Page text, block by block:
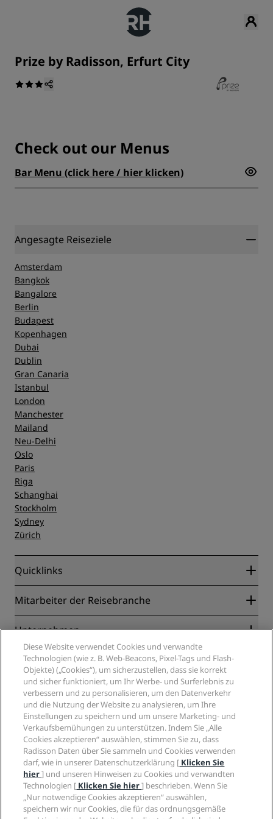
Prize by Radisson, Erfurt City
Check out our Menus
Bar Menu (click here / hier klicken)
Angesagte Reiseziele
Amsterdam
Bangkok
Bangalore
Berlin
Budapest
Kopenhagen
Dubai
Dublin
Gran Canaria
Istanbul
London
Manchester
Mailand
Neu-Delhi
Oslo
Paris
Riga
Schanghai
Stockholm
Sydney
Zürich
Quicklinks
Radisson Rewards
Blog
Neue und aufstrebende Hotels
Radisson Hotels APP
„Sports Approved“-Hotels
Familienfreundliche Hotels
Gesundheit & Sicherheit
Mitarbeiter der Reisebranche
Partner
Reisebüros
Unternehmen
Radisson Hotel Group
Medien
Karriere RHG
Karriere PPHE
Karrieren EHL
The Club by RHG
Entwicklungsmöglichkeiten
Responsible Business – Unser Engagement
Einkauf
Rechtliches
Privacy Centre
Rechtliche Hinweise
Radisson Rewards Geschäftsbedingungen
Website-Nutzungsvereinbarung
Digitale Barrierefreiheit
Moderne Sklaverei – Erklärung
Hilfe
Verbrauchermeldungen
Kontakt
FAQ
Inhaltsübersicht
Soziale Medien
Marken von Radisson Hotels
Diese Website verwendet Cookies und verwandte
Technologien (wie z. B. Web-Beacons, Pixel-Tags und Flash-
Objekte) („Cookies“), um sicherzustellen, dass sie korrekt
und sicher funktioniert, um Ihr Werbe- und Surferlebnis zu
verbessern und zu personalisieren, um den Datenverkehr
und die Nutzung der Website zu analysieren, um Ihre
Einstellungen zu speichern und um unsere Marketing- und
Verkaufsbemühungen zu unterstützen. Indem Sie „Alle
Cookies akzeptieren“ auswählen, stimmen Sie zu, dass
Radisson Daten über Sie sammeln und Cookies verwenden
darf, wie in unserer Datenschutzerklärung [ Klicken Sie
hier] und unseren Hinweisen zu Cookies und verwandten
Technologien [ Klicken Sie hier] beschrieben. Wenn Sie
„Nur notwendige Cookies akzeptieren“ auswählen,
speichern wir nur Cookies, die für das ordnungsgemäße